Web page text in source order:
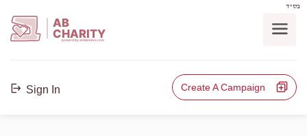
בס"ד
AB
CHARITY
powerd by ahblicklive.com
Sign In Create A Campaign